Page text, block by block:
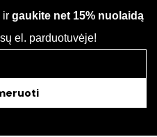
ir gaukite net 15% nuolaidą
el. parduotuvėje!